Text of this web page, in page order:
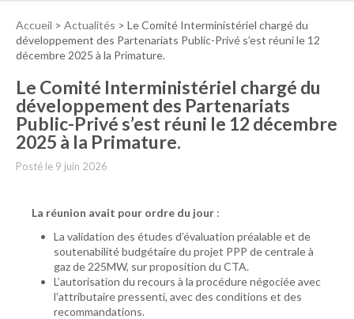
Accueil > Actualités > Le Comité Interministériel chargé du
développement des Partenariats Public-Privé s’est réuni le 12
décembre 2025 à la Primature.
Le Comité Interministériel chargé du
développement des Partenariats
Public-Privé s’est réuni le 12 décembre
2025 à la Primature.
Posté le 9 juin 2026
La réunion avait pour ordre du jour :
La validation des études d’évaluation préalable et de
soutenabilité budgétaire du projet PPP de centrale à
gaz de 225MW, sur proposition du CTA.
L’autorisation du recours à la procédure négociée avec
l’attributaire pressenti, avec des conditions et des
recommandations.